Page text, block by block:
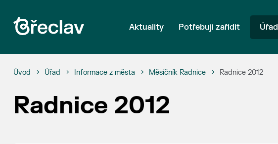
Aktuality Potřebuji zařídit Úřad
Úvod Úřad Informace z města Měsíčník Radnice Radnice 2012
Radnice 2012